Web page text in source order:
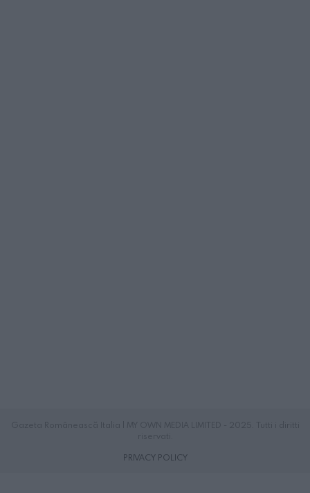
PRIVACY POLICY